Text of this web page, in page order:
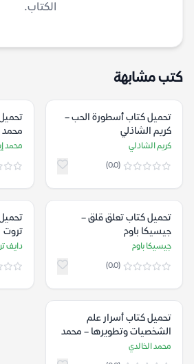
الكتاب.
كتب مشابهة
تحميل كتاب أسطورة الحب –
كريم الشاذلي
كريم الشاذلي
(0.0)
محمد
محمد
تحميل كتاب تعلق قلق –
جيسيكا باوم
جيسيكا باوم
(0.0)
تروت
دايف
تحميل كتاب أسرار علم
الشخصيات وتطويرها – محمد
الخالدي
محمد الخالدي